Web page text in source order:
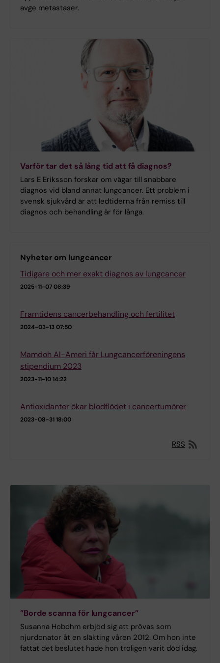
avge metastaser.
Varför tar det så lång tid att få diagnos?
Lars E Eriksson forskar om vägar till snabbare
diagnos vid bland annat lungcancer. Ett problem i
svensk sjukvård är att ledtiderna från remiss till
diagnos och behandling är för långa.
Nyheter om lungcancer
Tidigare och mer exakt diagnos av lungcancer
2025-11-07 08:39
Framtidens cancerbehandling och fertilitet
2024-03-13 07:50
Mamdoh Al-Ameri får Lungcancerföreningens
stipendium 2023
2023-11-10 14:22
Antioxidanter ökar blodflödet i cancertumörer
2023-08-31 18:00
RSS
”Borde scanna för lungcancer”
Susanna Hobohm erbjöd sig att prövas som
njurdonator åt en släkting våren 2012. Om hon inte
fattat det beslutet hade hon troligen varit död idag.